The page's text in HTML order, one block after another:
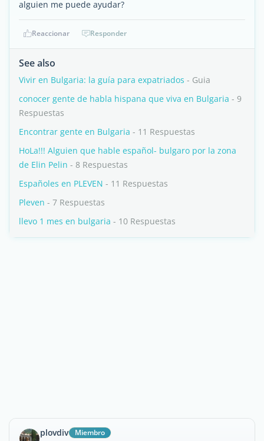
alguien me puede ayudar?
Reaccionar Responder
See also
Vivir en Bulgaria: la guía para expatriados - Guia
conocer gente de habla hispana que viva en Bulgaria - 9
Respuestas
Encontrar gente en Bulgaria - 11 Respuestas
HoLa!!! Alguien que hable español- bulgaro por la zona
de Elin Pelin - 8 Respuestas
Españoles en PLEVEN - 11 Respuestas
Pleven - 7 Respuestas
llevo 1 mes en bulgaria - 10 Respuestas
plovdiv Miembro